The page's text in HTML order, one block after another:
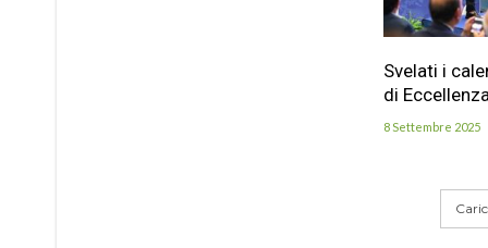
Svelati i
di
8 Settembre 2025